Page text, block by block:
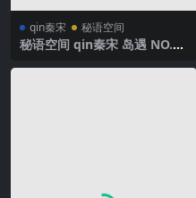
qin秦宋 秘语空间
秘语空间 qin秦宋 岛遇 NO.00
整版